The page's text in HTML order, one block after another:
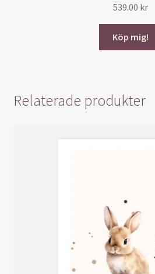
539.00 kr
Köp mig!
Relaterade produkter